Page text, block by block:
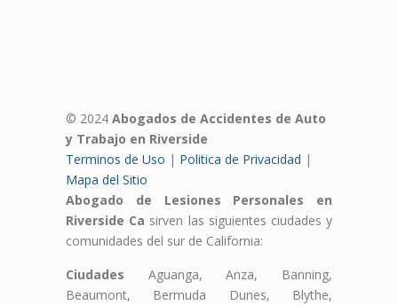
© 2024 Abogados de Accidentes de Auto
y Trabajo en Riverside
Terminos de Uso | Politica de Privacidad |
Mapa del Sitio
Abogado de Lesiones Personales en
Riverside Ca sirven las siguientes ciudades y
comunidades del sur de California:
Ciudades Aguanga, Anza, Banning,
Beaumont, Bermuda Dunes, Blythe,